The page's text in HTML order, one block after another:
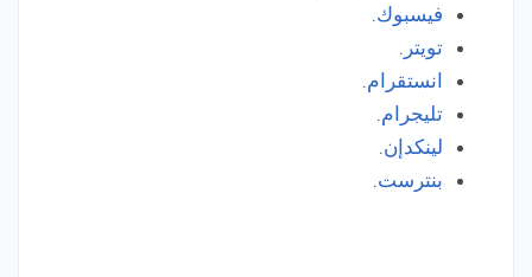
فيسبوك.
تويتر .
انستقرام.
تليجرام.
لينكدإن.
بنترست.